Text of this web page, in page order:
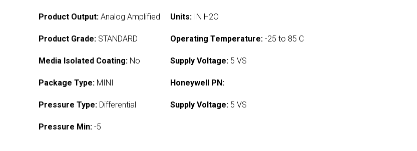
Product Output: Analog Amplified
Product Grade: STANDARD
Media Isolated Coating: No
Package Type: MINI
Pressure Type: Differential
Pressure Min: -5
Units: IN H2O
Operating Temperature: -25 to 85 C
Supply Voltage: 5 VS
Honeywell PN:
Supply Voltage: 5 VS